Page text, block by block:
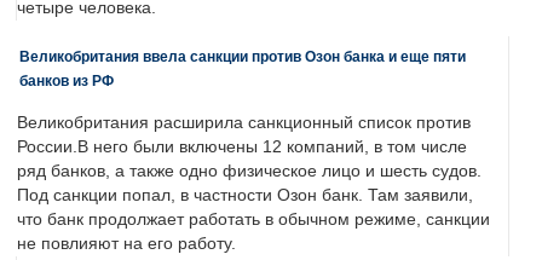
четыре человека.
Великобритания ввела санкции против Озон банка и еще пяти
банков из РФ
Великобритания расширила санкционный список против
России.В него были включены 12 компаний, в том числе
ряд банков, а также одно физическое лицо и шесть судов.
Под санкции попал, в частности Озон банк. Там заявили,
что банк продолжает работать в обычном режиме, санкции
не повлияют на его работу.